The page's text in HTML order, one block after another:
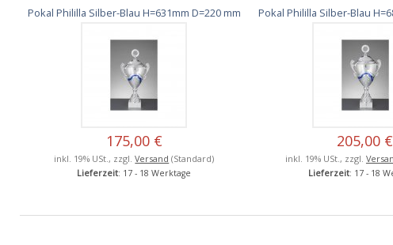
Pokal Phililla Silber-Blau H=631mm D=220 mm
175,00 €
inkl. 19% USt., zzgl.Versand (Standard)
Lieferzeit: 17 - 18 Werktage
Pokal Phililla Silber-Blau
205,00 €
inkl. 19% USt., zzgl.
Lieferzeit: 17 - 18